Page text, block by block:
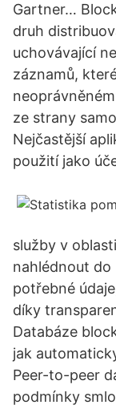
Gartner…
druh
uchovávající
záznamů,
ze strany
Nejčastější
použití jako
služby v
nahlédnout
potřebné
díky
Databáze
jak
Peer-to-peer
podmínky